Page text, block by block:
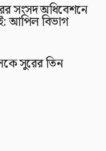
সংসদ অধিবেশনে
আপিল বিভাগ
সুরের তিন